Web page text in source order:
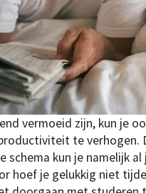
vermoeid zijn, kun je
te verhogen.
schema kun je namelijk
hoef je gelukkig niet